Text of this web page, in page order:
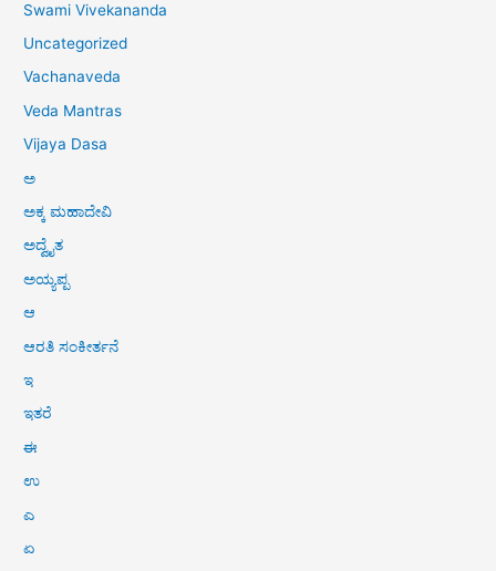
Swami Vivekananda
Uncategorized
Vachanaveda
Veda Mantras
Vijaya Dasa
ಅ
ಅಕ್ಕ ಮಹಾದೇವಿ
ಅದ್ವೈತ
ಅಯ್ಯಪ್ಪ
ಆ
ಆರತಿ ಸಂಕೀರ್ತನೆ
ಇ
ಇತರೆ
ಈ
ಉ
ಎ
ಏ